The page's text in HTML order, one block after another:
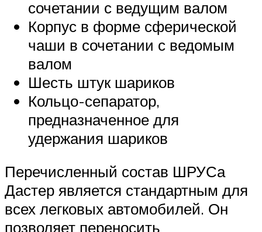
сочетании с ведущим валом
Корпус в форме сферической
чаши в сочетании с ведомым
валом
Шесть штук шариков
Кольцо-сепаратор,
предназначенное для
удержания шариков
Перечисленный состав ШРУСа
Дастер является стандартным для
всех легковых автомобилей. Он
позволяет переносить